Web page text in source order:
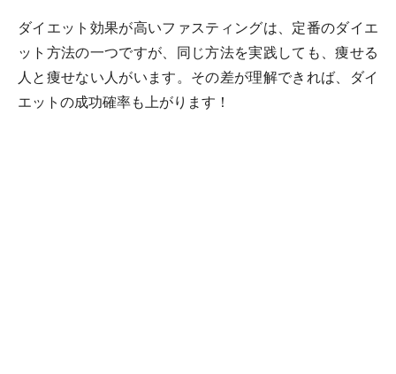
ダイエット効果が高いファスティングは、定番のダイエ
ット方法の一つですが、同じ方法を実践しても、痩せる
人と痩せない人がいます。その差が理解できれば、ダイ
エットの成功確率も上がります！